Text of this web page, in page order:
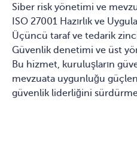
Siber risk yönetimi ve
ISO 27001 Hazırlık ve
Üçüncü taraf ve tedarik
Güvenlik denetimi ve üst
Bu hizmet, kuruluşların
mevzuata uygunluğu
güvenlik liderliğini